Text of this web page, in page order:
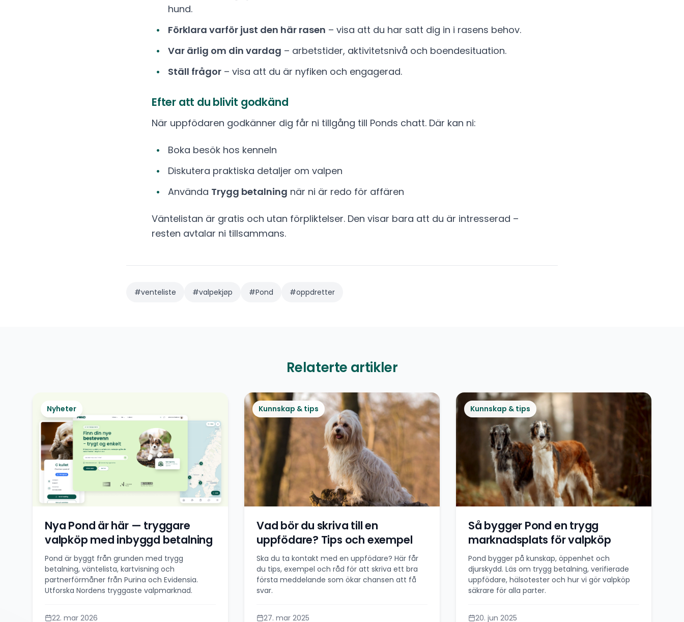
hund.
Förklara varför just den här rasen – visa att du har satt dig in i rasens behov.
Var ärlig om din vardag – arbetstider, aktivitetsnivå och boendesituation.
Ställ frågor – visa att du är nyfiken och engagerad.
Efter att du blivit godkänd
När uppfödaren godkänner dig får ni tillgång till Ponds chatt. Där kan ni:
Boka besök hos kenneln
Diskutera praktiska detaljer om valpen
Använda Trygg betalning när ni är redo för affären
Väntelistan är gratis och utan förpliktelser. Den visar bara att du är intresserad –
resten avtalar ni tillsammans.
#venteliste #valpekjøp #Pond #oppdretter
Relaterte artikler
Nyheter
Nya Pond är här — tryggare
valpköp med inbyggd betalning
Pond är byggt från grunden med trygg
betalning, väntelista, kartvisning och
partnerförmåner från Purina och Evidensia.
Utforska Nordens tryggaste valpmarknad.
22. mar 2026
Kunnskap & tips
Vad bör du skriva till en
uppfödare? Tips och exempel
Ska du ta kontakt med en uppfödare? Här får
du tips, exempel och råd för att skriva ett bra
första meddelande som ökar chansen att få
svar.
27. mar 2025
Kunnskap & tips
Så bygger Pond en trygg
marknadsplats för valpköp
Pond bygger på kunskap, öppenhet och
djurskydd. Läs om trygg betalning, verifierade
uppfödare, hälsotester och hur vi gör valpköp
säkrare för alla parter.
20. jun 2025